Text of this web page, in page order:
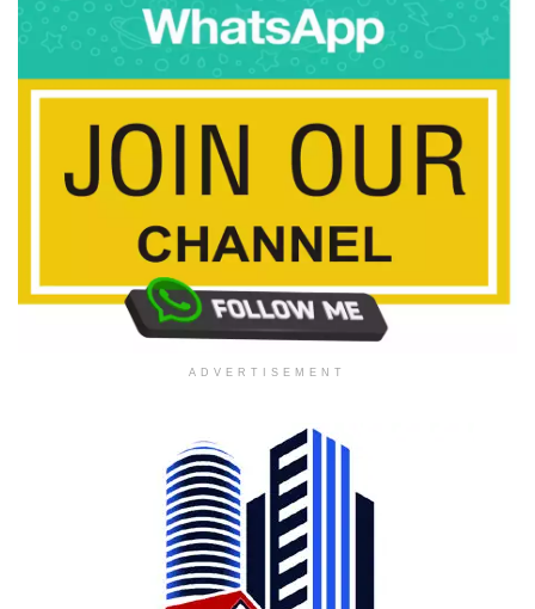
ADVERTISEMENT